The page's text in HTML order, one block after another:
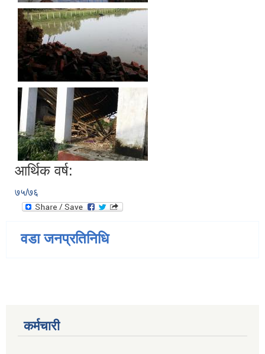
आर्थिक वर्ष:
७५/७६
वडा जनप्रतिनिधि
कर्मचारी